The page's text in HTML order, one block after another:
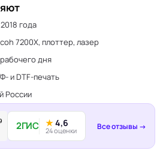
года
7200X, плоттер, лазер
дня
и DTF-печать
России
2ГИС ★4,6
24 оценки Все отзывы →